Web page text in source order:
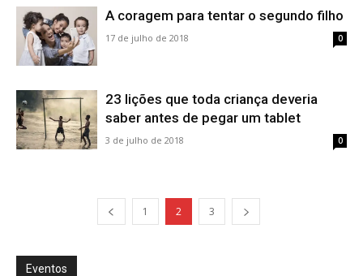
A coragem para tentar o segundo filho
17 de julho de 2018 0
23 lições que toda criança deveria
saber antes de pegar um tablet
3 de julho de 2018 0
1 2 3
Eventos